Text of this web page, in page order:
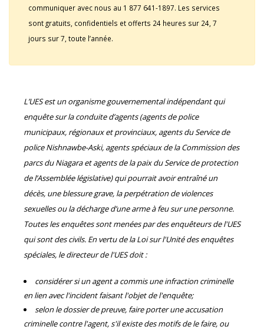
communiquer avec nous au 1 877 641-1897. Les services
sont gratuits, confidentiels et offerts 24 heures sur 24, 7
jours sur 7, toute l’année.
L’UES est un organisme gouvernemental indépendant qui
enquête sur la conduite d’agents (agents de police
municipaux, régionaux et provinciaux, agents du Service de
police Nishnawbe-Aski, agents spéciaux de la Commission des
parcs du Niagara et agents de la paix du Service de protection
de l’Assemblée législative) qui pourrait avoir entraîné un
décès, une blessure grave, la perpétration de violences
sexuelles ou la décharge d’une arme à feu sur une personne.
Toutes les enquêtes sont menées par des enquêteurs de l'UES
qui sont des civils. En vertu de la Loi sur l'Unité des enquêtes
spéciales, le directeur de l'UES doit :
considérer si un agent a commis une infraction criminelle
en lien avec l'incident faisant l'objet de l'enquête;
selon le dossier de preuve, faire porter une accusation
criminelle contre l'agent, s'il existe des motifs de le faire, ou